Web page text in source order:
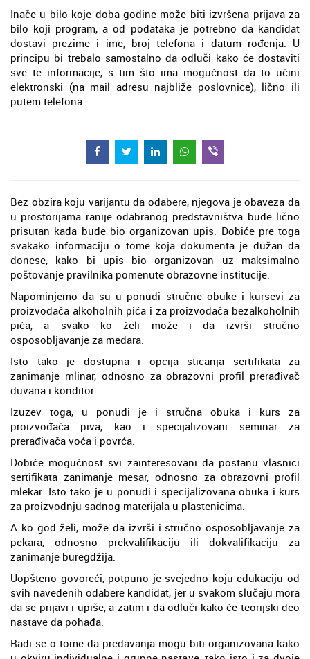
Inače u bilo koje doba godine može biti izvršena prijava za
bilo koji program, a od podataka je potrebno da kandidat
dostavi prezime i ime, broj telefona i datum rođenja. U
principu bi trebalo samostalno da odluči kako će dostaviti
sve te informacije, s tim što ima mogućnost da to učini
elektronski (na mail adresu najbliže poslovnice), lično ili
putem telefona.
Bez obzira koju varijantu da odabere, njegova je obaveza da
u prostorijama ranije odabranog predstavništva bude lično
prisutan kada bude bio organizovan upis. Dobiće pre toga
svakako informaciju o tome koja dokumenta je dužan da
donese, kako bi upis bio organizovan uz maksimalno
poštovanje pravilnika pomenute obrazovne institucije.
Napominjemo da su u ponudi stručne obuke i kursevi za
proizvođača alkoholnih pića i za proizvođača bezalkoholnih
pića, a svako ko želi može i da izvrši stručno
osposobljavanje za medara.
Isto tako je dostupna i opcija sticanja sertifikata za
zanimanje mlinar, odnosno za obrazovni profil prerađivač
duvana i konditor.
Izuzev toga, u ponudi je i stručna obuka i kurs za
proizvođača piva, kao i specijalizovani seminar za
prerađivača voća i povrća.
Dobiće mogućnost svi zainteresovani da postanu vlasnici
sertifikata zanimanje mesar, odnosno za obrazovni profil
mlekar. Isto tako je u ponudi i specijalizovana obuka i kurs
za proizvodnju sadnog materijala u plastenicima.
A ko god želi, može da izvrši i stručno osposobljavanje za
pekara, odnosno prekvalifikaciju ili dokvalifikaciju za
zanimanje buregdžija.
Uopšteno govoreći, potpuno je svejedno koju edukaciju od
svih navedenih odabere kandidat, jer u svakom slučaju mora
da se prijavi i upiše, a zatim i da odluči kako će teorijski deo
nastave da pohađa.
Radi se o tome da predavanja mogu biti organizovana kako